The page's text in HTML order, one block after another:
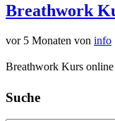
Breathwork
vor 5 Monaten von info
Breathwork Kurs
Suche